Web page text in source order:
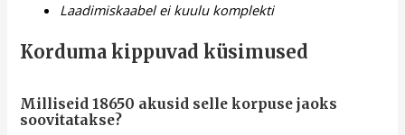
Laadimiskaabel ei kuulu komplekti
Korduma kippuvad küsimused
Milliseid 18650 akusid selle korpuse jaoks
soovitatakse?